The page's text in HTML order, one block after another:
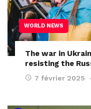
WORLD NEWS
The war in
resisting the
7 février 2025